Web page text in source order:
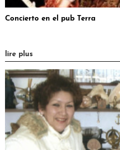
Concierto en el pub Terra
lire plus